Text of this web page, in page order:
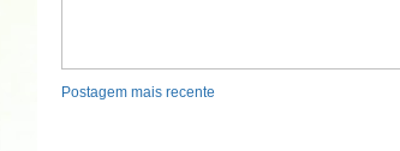
Postagem mais recente